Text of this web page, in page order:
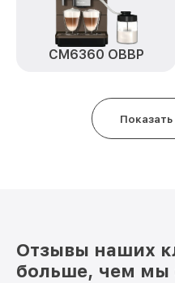
CM6360 OBBP
Отзывы наших
больше, чем мы